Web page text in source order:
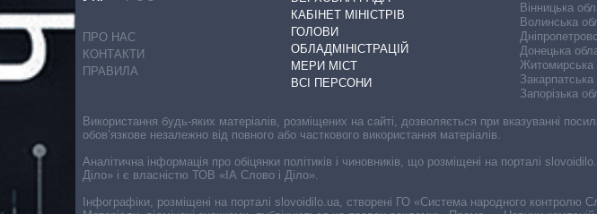
ПРО НАС
КОНТАКТИ
ПРАВИЛА
КАБІНЕТ МІНІСТРІВ
ГОЛОВИ
ОБЛАДМІНІСТРАЦІЙ
МЕРИ МІСТ
ВСІ ПЕРСОНИ
Вінницька
Волинська
Донецька
Житомирська
Закарпатська
Запорізька
Використання будь-яких матеріалів, розміщених на сайті, дозволяється при вказуванні
обов’язкове незалежно від повного або часткового використання матеріалів.
Аналітична інформація про обіцянки політиків і чиновників, що розміщені на порталі
Діло» і є власністю ТОВ «ІА Слово і Діло».
Інфографіки, розміщені на порталі slovoidilo.ua, створені ГО «Система народного контролю